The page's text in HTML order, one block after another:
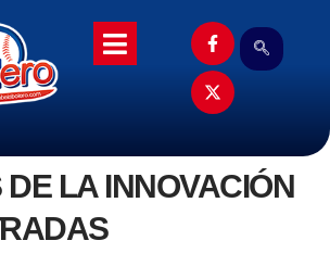
DE LA INNOVACIÓN